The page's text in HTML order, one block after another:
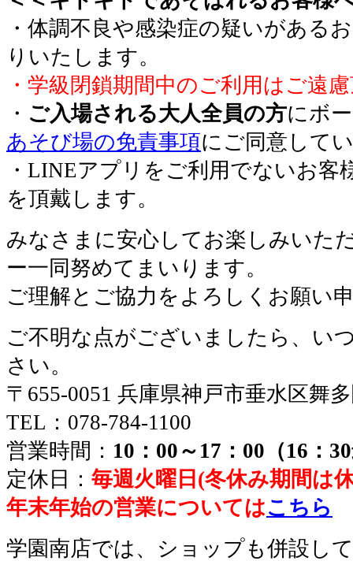
・体調不良や感染症の疑いがある
りいたします。
・学級閉鎖期間中のご利用はご遠
・ ご入場される大人全員の方にボ
あそび場の免責事項にご同意して
・LINEアプリをご利用でないお客
を頂戴します。
みなさまに安心してお楽しみいた
ー一同努めてまいります。
ご理解とご協力をよろしくお願い
ご不明な点がございましたら、い
さい。
〒655-0051 兵庫県神戸市垂水区舞
TEL：078-784-1100
営業時間： 10：00～17：00（16：
定休日： 毎週火曜日(冬休み期間は
年末年始の営業についてはこちら
学園南店では、ショップも併設し